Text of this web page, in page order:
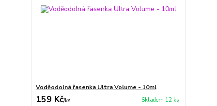
Voděodolná řasenka Ultra Volume - 10ml
159 Kč/ks Skladem 12 ks